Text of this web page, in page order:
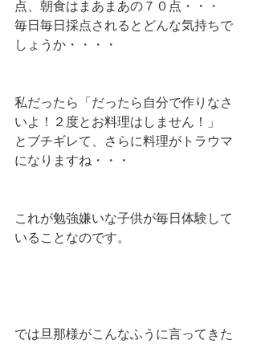
点、朝食はまあまあの７０点・・・
毎日毎日採点されるとどんな気持ちで
しょうか・・・・
私だったら「だったら自分で作りなさ
いよ！２度とお料理はしません！」
とブチギレて、さらに料理がトラウマ
になりますね・・・
これが勉強嫌いな子供が毎日体験して
いることなのです。
では旦那様がこんなふうに言ってきた